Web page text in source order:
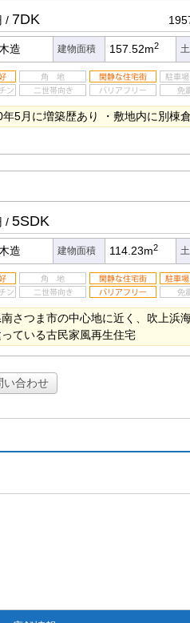
/ 7DK
木造 建物面積 157.52m2
年5月に増築歴あり ・敷地内に別棟
/ 5SDK
木造 建物面積 114.23m2
南さつま市の中心地に近く、吹上浜
ている古民家風再生住宅
い合わせ